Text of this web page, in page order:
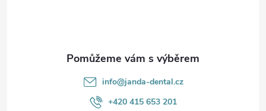
info@janda-dental.cz
+420 415 653 201